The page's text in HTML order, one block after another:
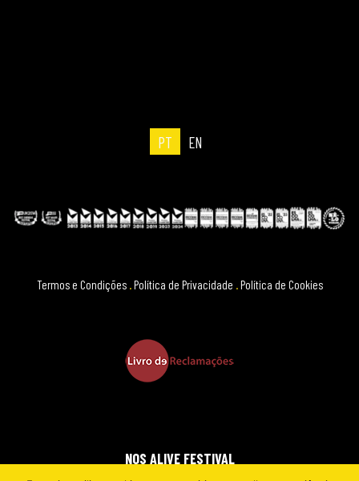
PT EN
Termos e Condições Política de Privacidade Política de Cookies
NOS ALIVE FESTIVAL